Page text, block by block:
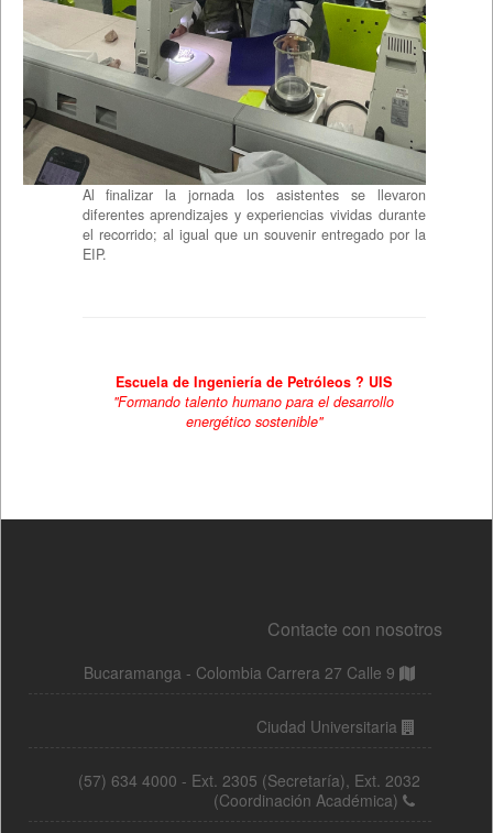
Contacte con nosotros
Bucaramanga - Colombia Carrera 27 Calle 9
Ciudad Universitaria
(57) 634 4000 - Ext. 2305 (Secretaría), Ext. 2032
(Coordinación Académica)